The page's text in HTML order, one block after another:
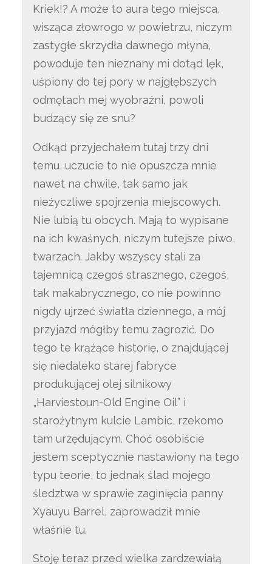
Kriek!? A może to aura tego miejsca,
wisząca złowrogo w powietrzu, niczym
zastygłe skrzydła dawnego młyna,
powoduje ten nieznany mi dotąd lęk,
uśpiony do tej pory w najgłębszych
odmętach mej wyobraźni, powoli
budzący się ze snu?
Odkąd przyjechałem tutaj trzy dni
temu, uczucie to nie opuszcza mnie
nawet na chwile, tak samo jak
nieżyczliwe spojrzenia miejscowych.
Nie lubią tu obcych. Mają to wypisane
na ich kwaśnych, niczym tutejsze piwo,
twarzach. Jakby wszyscy stali za
tajemnicą czegoś strasznego, czegoś,
tak makabrycznego, co nie powinno
nigdy ujrzeć światła dziennego, a mój
przyjazd mógłby temu zagrozić. Do
tego te krążące historię, o znajdującej
się niedaleko starej fabryce
produkującej olej silnikowy
„Harviestoun-Old Engine Oil” i
starożytnym kulcie Lambic, rzekomo
tam urzędującym. Choć osobiście
jestem sceptycznie nastawiony na tego
typu teorie, to jednak ślad mojego
śledztwa w sprawie zaginięcia panny
Xyauyu Barrel, zaprowadził mnie
właśnie tu.
Stoję teraz przed wielka zardzewiałą